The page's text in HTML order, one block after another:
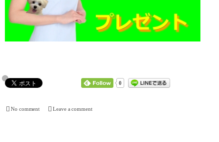
0
No comment Leave a comment